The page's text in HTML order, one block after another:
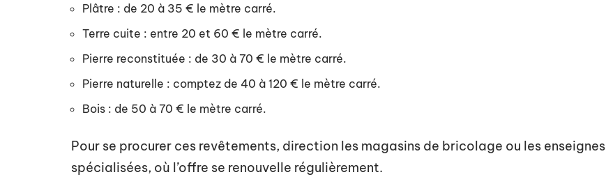
Plâtre : de 20 à 35 € le mètre carré.
Terre cuite : entre 20 et 60 € le mètre carré.
Pierre reconstituée : de 30 à 70 € le mètre carré.
Pierre naturelle : comptez de 40 à 120 € le mètre carré.
Bois : de 50 à 70 € le mètre carré.
Pour se procurer ces revêtements, direction les magasins de bricolage ou les enseignes
spécialisées, où l’offre se renouvelle régulièrement.